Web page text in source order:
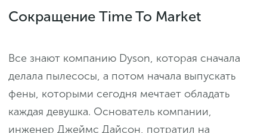
Сокращение Time To Market
Все знают компанию Dyson, которая сначала
делала пылесосы, а потом начала выпускать
фены, которыми сегодня мечтает обладать
каждая девушка. Основатель компании,
инженер Джеймс Дайсон, потратил на